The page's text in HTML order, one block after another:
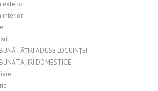
exterior
interior
ADUSE LOCUINȚEI
DOMESTICE